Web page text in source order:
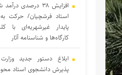
افزایش ۳۸ درصدی
استاد فرشچیان/ حرکت
پایدار غیرشهریه‌ای با
کارگاه‌ها و شناسنامه آثار
ابلاغ دستور جدید
پذیرش دانشجوی استاد